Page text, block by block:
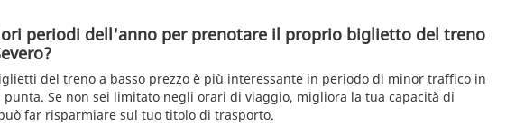
periodi dell'anno per prenotare il proprio biglietto del treno
del treno a basso prezzo è più interessante in periodo di minor traffico in
Se non sei limitato negli orari di viaggio, migliora la tua capacità di
far risparmiare sul tuo titolo di trasporto.